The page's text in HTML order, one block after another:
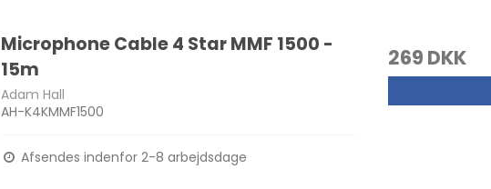
Microphone Cable 4 Star MMF 1500 -
15m
Adam Hall
AH-K4KMMF1500
Afsendes indenfor 2-8 arbejdsdage
269 DKK